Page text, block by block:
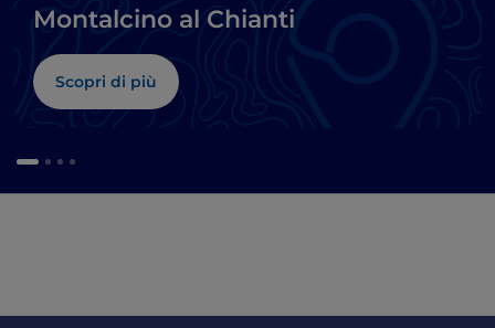
Montalcino al Chianti
Scopri di più